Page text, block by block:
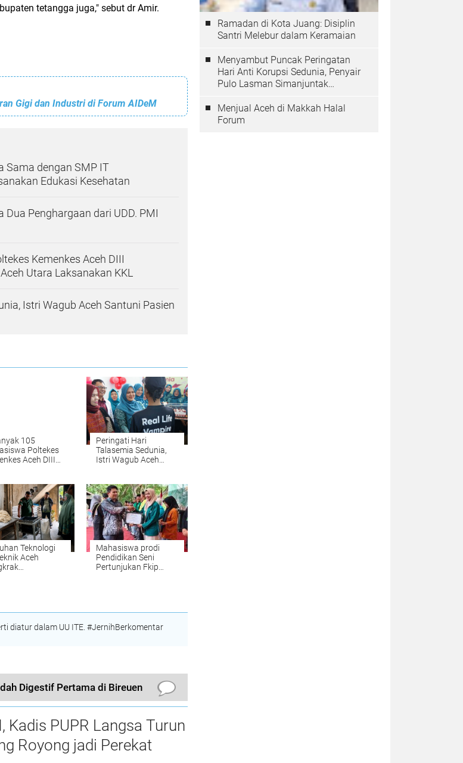
tetangga juga," sebut dr Amir.
Gigi dan Industri di Forum AIDeM
Sama dengan SMP IT
Edukasi Kesehatan
Dua Penghargaan dari UDD. PMI
Kemenkes Aceh DIII
Utara Laksanakan KKL
Istri Wagub Aceh Santuni Pasien
105
Poltekes
Aceh DIII
Laksanakan
Peringati Hari
Talasemia Sedunia,
Istri Wagub Aceh
Teknologi
Aceh
Mahasiswa prodi
Pendidikan Seni
Pertunjukan Fkip
diatur dalam UU ITE. #JernihBerkomentar
Digestif Pertama di Bireuen
Kadis PUPR Langsa Turun
Royong jadi Perekat
Ramadan di Kota Juang: Disiplin
Santri Melebur dalam Keramaian
Menyambut Puncak Peringatan
Hari Anti Korupsi Sedunia, Penyair
Pulo Lasman Simanjuntak
Korupsi di Indonesia
Menjual Aceh di Makkah Halal
Forum